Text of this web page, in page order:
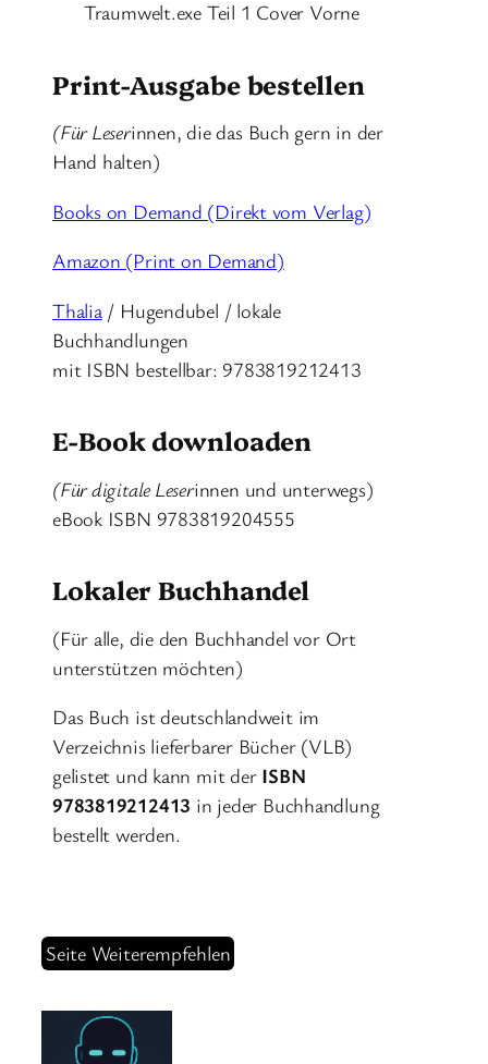
Traumwelt.exe Teil 1 Cover Vorne
Print-Ausgabe bestellen
(Für Leserinnen, die das Buch gern in der
Hand halten)
Books on Demand (Direkt vom Verlag)
Amazon (Print on Demand)
Thalia/ Hugendubel / lokale
Buchhandlungen
mit ISBN bestellbar: 9783819212413
E-Book downloaden
(Für digitale Leserinnen und unterwegs)
eBook ISBN 9783819204555
Lokaler Buchhandel
(Für alle, die den Buchhandel vor Ort
unterstützen möchten)
Das Buch ist deutschlandweit im
Verzeichnis lieferbarer Bücher (VLB)
gelistet und kann mit der ISBN
9783819212413 in jeder Buchhandlung
bestellt werden.
Seite Weiterempfehlen